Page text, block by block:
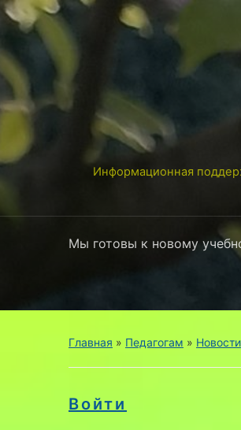
Информационная
Мы готовы к новому
Главная » Педагогам » Новости
Войти